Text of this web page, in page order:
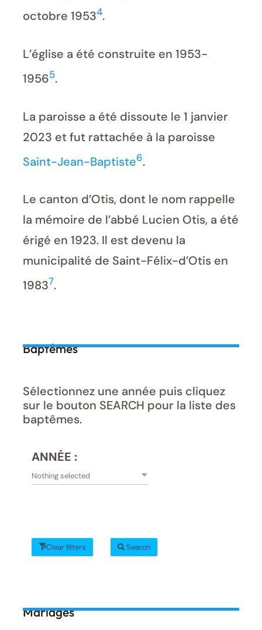
octobre 19534.
L’église a été construite en 1953-
19565.
La paroisse a été dissoute le 1 janvier
2023 et fut rattachée à la paroisse
Saint-Jean-Baptiste6.
Le canton d’Otis, dont le nom rappelle
la mémoire de l’abbé Lucien Otis, a été
érigé en 1923. Il est devenu la
municipalité de Saint-Félix-d’Otis en
19837.
Baptêmes
Sélectionnez une année puis cliquez
sur le bouton SEARCH pour la liste des
baptêmes.
ANNÉE :
Nothing selected
Clear filters Search
Mariages